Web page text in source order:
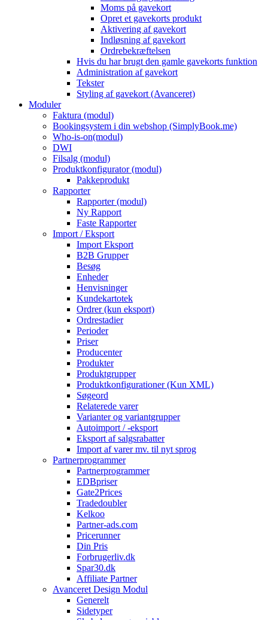
Moms på gavekort
Opret et gavekorts produkt
Aktivering af gavekort
Indløsning af gavekort
Ordrebekræftelsen
Hvis du har brugt den gamle gavekorts funktion
Administration af gavekort
Tekster
Styling af gavekort (Avanceret)
Moduler
Faktura (modul)
Bookingsystem i din webshop (SimplyBook.me)
Who-is-on(modul)
DWI
Filsalg (modul)
Produktkonfigurator (modul)
Pakkeprodukt
Rapporter
Rapporter (modul)
Ny Rapport
Faste Rapporter
Import / Eksport
Import Eksport
B2B Grupper
Besøg
Enheder
Henvisninger
Kundekartotek
Ordrer (kun eksport)
Ordrestadier
Perioder
Priser
Producenter
Produkter
Produktgrupper
Produktkonfigurationer (Kun XML)
Søgeord
Relaterede varer
Varianter og variantgrupper
Autoimport / -eksport
Eksport af salgsrabatter
Import af varer mv. til nyt sprog
Partnerprogrammer
Partnerprogrammer
EDBpriser
Gate2Prices
Tradedoubler
Kelkoo
Partner-ads.com
Pricerunner
Din Pris
Forbrugerliv.dk
Spar30.dk
Affiliate Partner
Avanceret Design Modul
Generelt
Sidetyper